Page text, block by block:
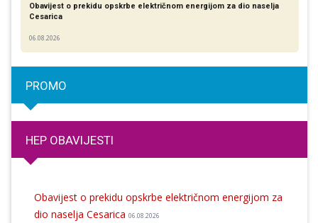
Obavijest o prekidu opskrbe električnom energijom za dio naselja
Cesarica
06.08.2026
PROMO
HEP OBAVIJESTI
Obavijest o prekidu opskrbe električnom energijom za
dio naselja Cesarica 06.08.2026